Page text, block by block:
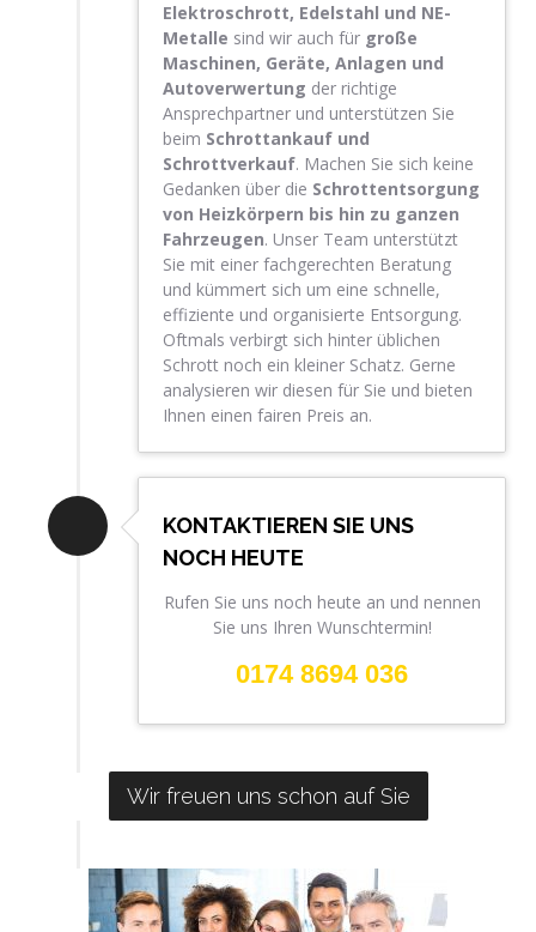
Elektroschrott, Edelstahl und NE-
Metalle sind wir auch für große
Maschinen, Geräte, Anlagen und
Autoverwertung der richtige
Ansprechpartner und unterstützen Sie
beim Schrottankauf und
Schrottverkauf. Machen Sie sich keine
Gedanken über die Schrottentsorgung
von Heizkörpern bis hin zu ganzen
Fahrzeugen. Unser Team unterstützt
Sie mit einer fachgerechten Beratung
und kümmert sich um eine schnelle,
effiziente und organisierte Entsorgung.
Oftmals verbirgt sich hinter üblichen
Schrott noch ein kleiner Schatz. Gerne
analysieren wir diesen für Sie und bieten
Ihnen einen fairen Preis an.
KONTAKTIEREN SIE UNS
NOCH HEUTE
Rufen Sie uns noch heute an und nennen
Sie uns Ihren Wunschtermin!
0174 8694 036
Wir freuen uns schon auf Sie